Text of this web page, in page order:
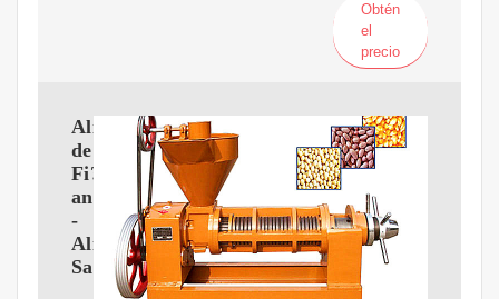
Obtén
el
precio
Almazara
de
Fi?
ana
-
Almería
Sabor